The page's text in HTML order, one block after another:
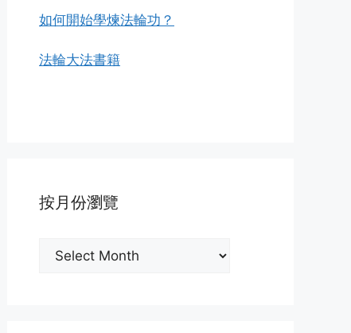
如何開始學煉法輪功？
法輪大法書籍
按月份瀏覽